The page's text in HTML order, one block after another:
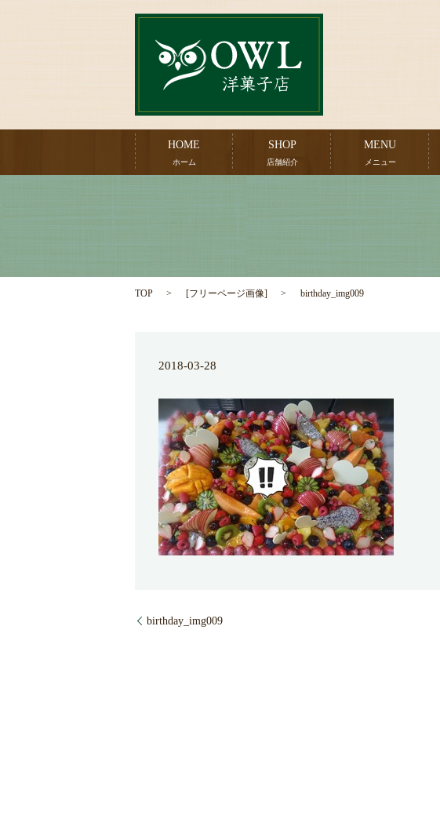
HOME
ホーム
SHOP
店舗紹介
MENU
メニュー
TOP [フリーページ画像] birthday_img009
2018-03-28
birthday_img009